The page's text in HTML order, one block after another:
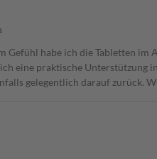
Gefühl habe ich die Tabletten
eine praktische Unterstützung
gelegentlich darauf zurück.